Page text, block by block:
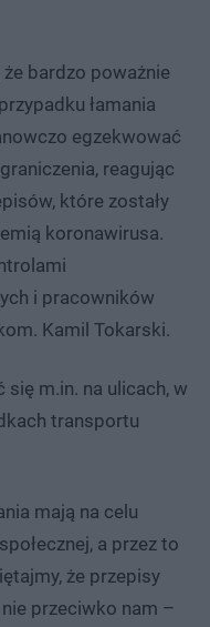
bardzo poważnie
łamania
egzekwować
reagując
które zostały
koronawirusa.
i pracowników
Kamil Tokarski.
m.in. na ulicach, w
transportu
mają na celu
a przez to
że przepisy
przeciwko nam –